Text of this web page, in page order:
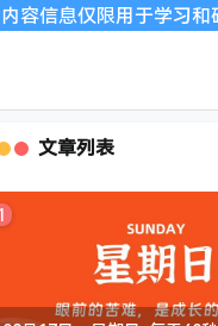
息仅限用于学习和研
文章列表